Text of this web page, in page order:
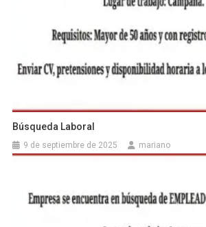
Búsqueda Laboral
9 de septiembre de 2025 mariano